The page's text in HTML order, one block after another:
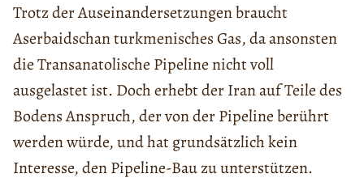
Trotz der Auseinandersetzungen braucht
Aserbaidschan turkmenisches Gas, da ansonsten
die Transanatolische Pipeline nicht voll
ausgelastet ist. Doch erhebt der Iran auf Teile des
Bodens Anspruch, der von der Pipeline berührt
werden würde, und hat grundsätzlich kein
Interesse, den Pipeline-Bau zu unterstützen.